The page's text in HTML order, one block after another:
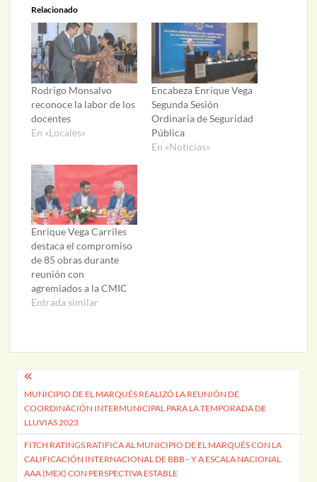
Relacionado
Rodrigo Monsalvo
reconoce la labor de los
docentes
En «Locales»
Encabeza Enrique Vega
Segunda Sesión
Ordinaria de Seguridad
Pública
En «Noticias»
Enrique Vega Carriles
destaca el compromiso
de 85 obras durante
reunión con
agremiados a la CMIC
Entrada similar
Navegación
de
entradas
MUNICIPIO DE EL MARQUÉS REALIZÓ LA REUNIÓN DE
COORDINACIÓN INTERMUNICIPAL PARA LA TEMPORADA DE
LLUVIAS 2023
FITCH RATINGS RATIFICA AL MUNICIPIO DE EL MARQUÉS CON LA
CALIFICACIÓN INTERNACIONAL DE BBB– Y A ESCALA NACIONAL
AAA (MEX) CON PERSPECTIVA ESTABLE